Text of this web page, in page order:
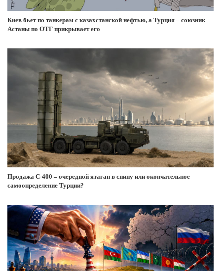
Киев бьет по танкерам с казахстанской нефтью, а Турция – союзник
Астаны по ОТГ прикрывает его
Продажа С-400 – очередной ятаган в спину или окончательное
самоопределение Турции?